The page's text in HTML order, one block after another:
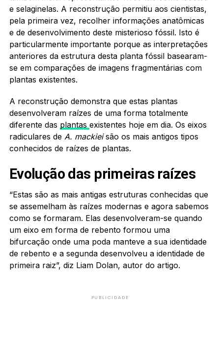
e selaginelas. A reconstrução permitiu aos cientistas,
pela primeira vez, recolher informações anatômicas
e de desenvolvimento deste misterioso fóssil. Isto é
particularmente importante porque as interpretações
anteriores da estrutura desta planta fóssil basearam-
se em comparações de imagens fragmentárias com
plantas existentes.
A reconstrução demonstra que estas plantas
desenvolveram raízes de uma forma totalmente
diferente das plantas existentes hoje em dia. Os eixos
radiculares de A. mackieisão os mais antigos tipos
conhecidos de raízes de plantas.
Evolução das primeiras raízes
“Estas são as mais antigas estruturas conhecidas que
se assemelham às raízes modernas e agora sabemos
como se formaram. Elas desenvolveram-se quando
um eixo em forma de rebento formou uma
bifurcação onde uma poda manteve a sua identidade
de rebento e a segunda desenvolveu a identidade de
primeira raiz”, diz Liam Dolan, autor do artigo.
PUBLICIDADE